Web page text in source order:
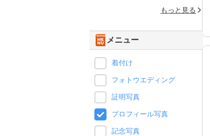
もっと見る
メニュー
着付け
フォトウエディング
証明写真
プロフィール写真
記念写真